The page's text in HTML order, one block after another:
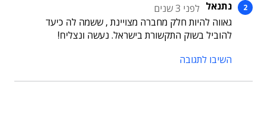
נתנאל לפני 3 שנים
גאווה להיות חלק מחברה מצויינת , ששמה לה כיעד
להוביל בשוק התקשורת בישראל. נעשה ונצליח!
השיבו לתגובה